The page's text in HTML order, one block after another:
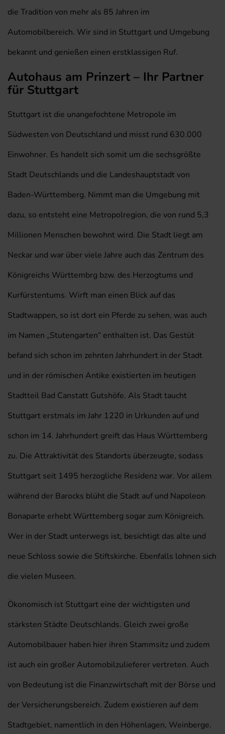
die Tradition von mehr als 85 Jahren im
Automobilbereich. Wir sind in Stuttgart und Umgebung
bekannt und genießen einen erstklassigen Ruf.
Autohaus am Prinzert – Ihr Partner
für Stuttgart
Stuttgart ist die unangefochtene Metropole im
Südwesten von Deutschland und misst rund 630.000
Einwohner. Es handelt sich somit um die sechsgrößte
Stadt Deutschlands und die Landeshauptstadt von
Baden-Württemberg. Nimmt man die Umgebung mit
dazu, so entsteht eine Metropolregion, die von rund 5,3
Millionen Menschen bewohnt wird. Die Stadt liegt am
Neckar und war über viele Jahre auch das Zentrum des
Königreichs Württembrg bzw. des Herzogtums und
Kurfürstentums. Wirft man einen Blick auf das
Stadtwappen, so ist dort ein Pferde zu sehen, was auch
im Namen „Stutengarten“ enthalten ist. Das Gestüt
befand sich schon im zehnten Jahrhundert in der Stadt
und in der römischen Antike existierten im heutigen
Stadtteil Bad Canstatt Gutshöfe. Als Stadt taucht
Stuttgart erstmals im Jahr 1220 in Urkunden auf und
schon im 14. Jahrhundert greift das Haus Württemberg
zu. Die Attraktivität des Standorts überzeugte, sodass
Stuttgart seit 1495 herzogliche Residenz war. Vor allem
während der Barocks blüht die Stadt auf und Napoleon
Bonaparte erhebt Württemberg sogar zum Königreich.
Wer in der Stadt unterwegs ist, besichtigt das alte und
neue Schloss sowie die Stiftskirche. Ebenfalls lohnen sich
die vielen Museen.
Ökonomisch ist Stuttgart eine der wichtigsten und
stärksten Städte Deutschlands. Gleich zwei große
Automobilbauer haben hier ihren Stammsitz und zudem
ist auch ein großer Automobilzulieferer vertreten. Auch
von Bedeutung ist die Finanzwirtschaft mit der Börse und
der Versicherungsbereich. Zudem existieren auf dem
Stadtgebiet, namentlich in den Höhenlagen, Weinberge.